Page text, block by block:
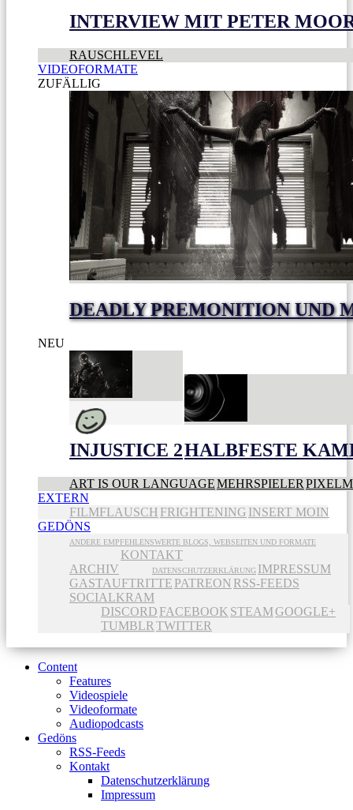
INTERVIEW MIT PETER
RAUSCHLEVEL
VIDEOFORMATE
ZUFÄLLIG
DEADLY PREMONITION UND
NEU
INJUSTICE 2HALBFESTE
ART IS OUR LANGUAGEMEHRSPIELER
EXTERN
FILMFLAUSCH FRIGHTENING INSERT MOIN
GEDÖNS
ANDERE EMPFEHLENSWERTE BLOGS, WEBSEITEN UND FORMATE
ARCHIV
KONTAKT
DATENSCHUTZERKLÄRUNG IMPRESSUM
GASTAUFTRITTE PATREON RSS-FEEDS
SOCIALKRAM
DISCORD FACEBOOK STEAMGOOGLE+
TUMBLR TWITTER
Content
Features
Videospiele
Videoformate
Audiopodcasts
Gedöns
RSS-Feeds
Kontakt
Datenschutzerklärung
Impressum